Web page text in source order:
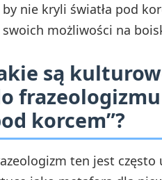
by nie kryli światła pod
swoich możliwości na
są
korcem”?
ten jest